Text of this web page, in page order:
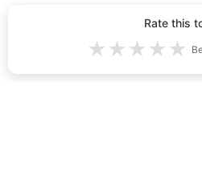
Rate this
★ ★ ★ ★ ★